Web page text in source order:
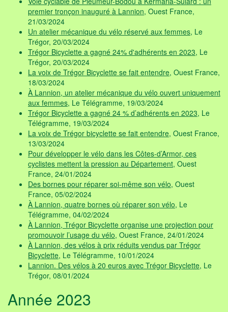
premier tronçon inauguré à Lannion, Ouest France,
21/03/2024
Un atelier mécanique du vélo réservé aux femmes, Le
Trégor, 20/03/2024
Trégor Bicyclette a gagné 24% d'adhérents en 2023, Le
Trégor, 20/03/2024
La voix de Trégor Bicyclette se fait entendre, Ouest France,
18/03/2024
À Lannion, un atelier mécanique du vélo ouvert uniquement
aux femmes, Le Télégramme, 19/03/2024
Trégor Bicyclette a gagné 24 % d’adhérents en 2023, Le
Télégramme, 19/03/2024
La voix de Trégor bicyclette se fait entendre, Ouest France,
13/03/2024
Pour développer le vélo dans les Côtes-d’Armor, ces
cyclistes mettent la pression au Département, Ouest
France, 24/01/2024
Des bornes pour réparer soi-même son vélo, Ouest
France, 05/02/2024
À Lannion, quatre bornes où réparer son vélo, Le
Télégramme, 04/02/2024
À Lannion, Trégor Bicyclette organise une projection pour
promouvoir l’usage du vélo, Ouest France, 24/01/2024
À Lannion, des vélos à prix réduits vendus par Trégor
Bicyclette, Le Télégramme, 10/01/2024
Lannion. Des vélos à 20 euros avec Trégor Bicyclette, Le
Trégor, 08/01/2024
Année 2023